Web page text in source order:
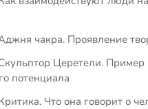
чакра. Проявление
Церетели. Пример
потенциала
Что она говорит о